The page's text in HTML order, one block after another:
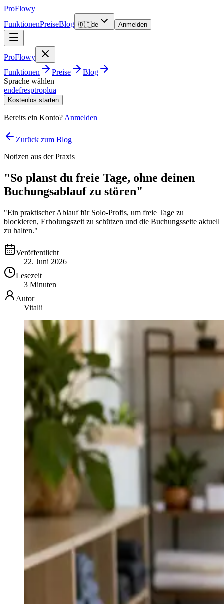
ProFlowy
FunktionenPreiseBlog 🇩🇪de Anmelden
ProFlowy
Funktionen
Preise
Blog
Sprache wählen
endefresptroplua
Kostenlos starten
Bereits ein Konto? Anmelden
Zurück zum Blog
Notizen aus der Praxis
"So planst du freie Tage, ohne deinen
Buchungsablauf zu stören"
"Ein praktischer Ablauf für Solo-Profis, um freie Tage zu
blockieren, Erholungszeit zu schützen und die Buchungsseite aktuell
zu halten."
Veröffentlicht
22. Juni 2026
Lesezeit
3 Minuten
Autor
Vitalii